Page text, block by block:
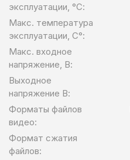
эксплуатации, °С:
Макс. температура
эксплуатации, С°:
Макс. входное
напряжение, В:
Выходное
напряжение В:
Форматы файлов
видео:
Формат сжатия
файлов: